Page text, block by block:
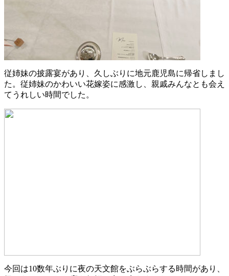
従姉妹の披露宴があり、久しぶりに地元鹿児島に帰省しまし
た。従姉妹のかわいい花嫁姿に感激し、親戚みんなとも会え
てうれしい時間でした。
今回は10数年ぶりに夜の天文館をぶらぶらする時間があり、